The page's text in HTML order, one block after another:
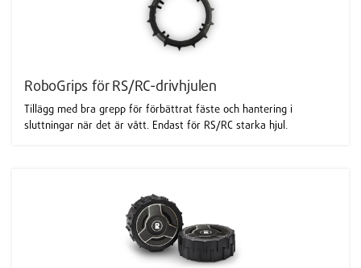
RoboGrips för RS/RC-drivhjulen
Tillägg med bra grepp för förbättrat fäste och hantering i
sluttningar när det är vått. Endast för RS/RC starka hjul.